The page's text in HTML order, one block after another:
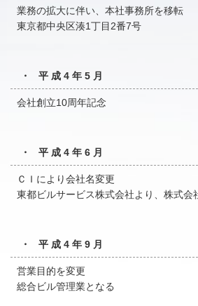
業務の拡大に伴い、本社事務所を移転
東京都中央区湊1丁目2番7号
・ 平成4年5月
会社創立10周年記念
・ 平成4年6月
ＣＩにより会社名変更
東都ビルサービス株式会社より、株式会
・ 平成4年9月
営業目的を変更
総合ビル管理業となる